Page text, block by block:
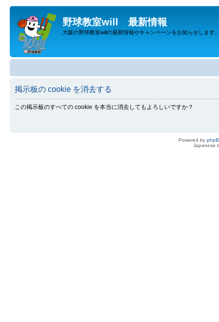
野球教室will 最新情報
大阪の野球教室willの最新情報やキャンペーンをお知らせします
掲示板の cookie を消去する
この掲示板のすべての cookie を本当に消去してもよろしいですか？
Powered by
Japanese